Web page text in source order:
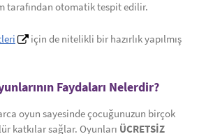
tarafından otomatik tespit edilir.
için de nitelikli bir hazırlık yapılmış
Faydaları Nelerdir?
oyun sayesinde çocuğunuzun birçok
katkılar sağlar. Oyunları ÜCRETSİZ